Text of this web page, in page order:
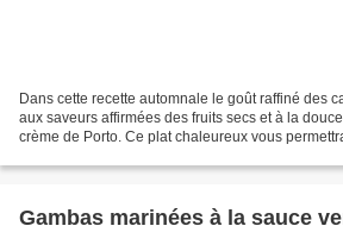
Dans cette recette automnale le goût raffiné des
aux saveurs affirmées des fruits secs et à la
crème de Porto. Ce plat chaleureux vous
Gambas marinées à la